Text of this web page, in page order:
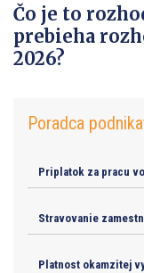
Čo je to
prebieha
2026?
Poradca
Priplatok za pracu
Stravovanie
Platnost okamzitej